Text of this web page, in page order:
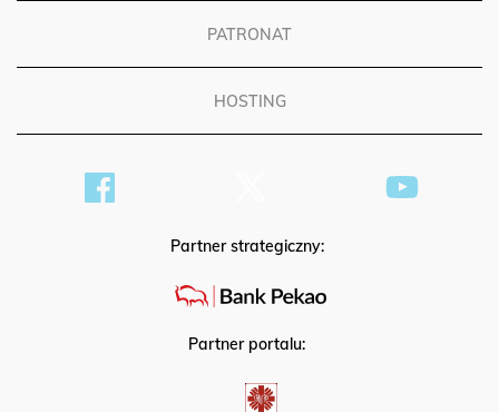
PATRONAT
HOSTING
Partner strategiczny:
Partner portalu: